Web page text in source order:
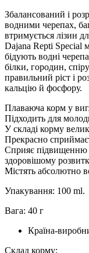
Збалансований і
водними черепах,
втримується лізин
Dajana Repti Special
бідують водні
білки, городин,
правильний ріст і
кальцію й фосфору.
Плаваюча корм у
Підходить для
У складі корму
Прекрасно
Сприяє підвищенню
здоровішому
Містять абсолютно
Упакування: 100 ml.
Вага: 40 г
Країна-
Склад корму: